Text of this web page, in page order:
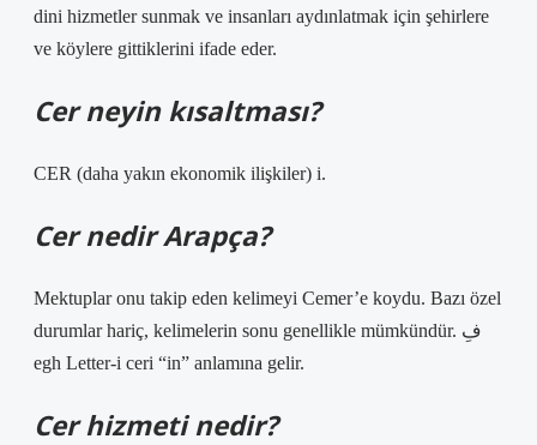
dini hizmetler sunmak ve insanları aydınlatmak için şehirlere
ve köylere gittiklerini ifade eder.
Cer neyin kısaltması?
CER (daha yakın ekonomik ilişkiler) i.
Cer nedir Arapça?
Mektuplar onu takip eden kelimeyi Cemer’e koydu. Bazı özel
durumlar hariç, kelimelerin sonu genellikle mümkündür. فِ
egh Letter-i ceri “in” anlamına gelir.
Cer hizmeti nedir?